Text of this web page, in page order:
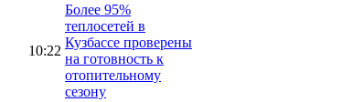
10:22
Более 95%
теплосетей в
Кузбассе проверены
на готовность к
отопительному
сезону